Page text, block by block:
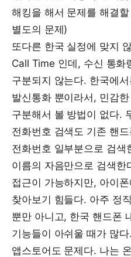
해킹을 해서 문제를 해결
별도의 문제)
또다른 한국 실정에 맞지
Call Time 인데, 수신 통화
구분되지 않는다. 한국에
발신통화 뿐이라서, 민감
구분해서 볼 방법이 없다.
전화번호 검색도 기존 핸
전화번호 일부분으로 검
이름의 자음만으로 검색한
접근이 가능하지만, 아이
찾아보기 힘들다. 아주 정
뿐만 아니고, 한국 핸드폰
기능들이 아쉬울 때가 많다.
앱스토어도 문제다. 나는